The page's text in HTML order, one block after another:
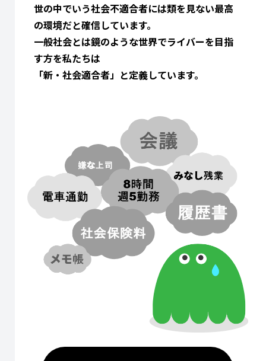
世の中でいう社会不適合者には類を見ない最高
の環境だと確信しています。
一般社会とは鏡のような世界でライバーを目指
す方を私たちは
「新・社会適合者」と定義しています。